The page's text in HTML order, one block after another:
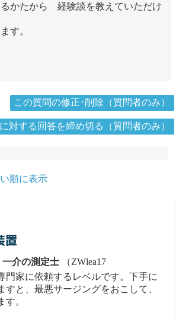
るかたから 経験談を教えていただけ
す。
この質問の修正･削除（質問者のみ）
対する回答を締め切る（質問者のみ）
順に表示
置
一介の測定士 （ZWlea17
門家に依頼するレベルです。下手に
すと、最悪サージングをおこして、
す。